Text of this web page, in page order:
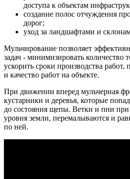
доступа к объектам
создание полос отчуждения
дорог;
уход за ландшафтами и
Мульчирование позволяет
задач - минимизировать количество
ускорить сроки производства
и качество работ на объекте.
При движении вперед мульчерная
кустарники и деревья, которые
до состояния щепы. Ветки и пни при
уровня земли, перемалываются и
по ней.